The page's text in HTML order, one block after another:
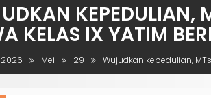
KEPEDULIAN,
KELAS IX YATIM
2026 Mei 29 Wujudkan kepedulian,